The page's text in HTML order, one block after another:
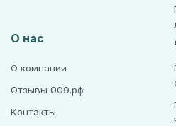
О нас
О компании
Отзывы 009.рф
Контакты